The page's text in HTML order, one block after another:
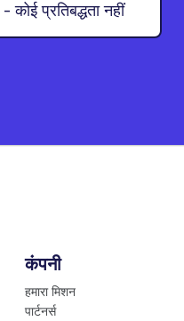
- कोई प्रतिबद्धता नहीं
कंपनी
हमारा मिशन
पार्टनर्स